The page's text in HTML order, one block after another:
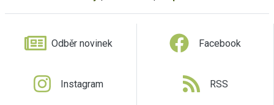
Odběr novinek Facebook
Instagram RSS